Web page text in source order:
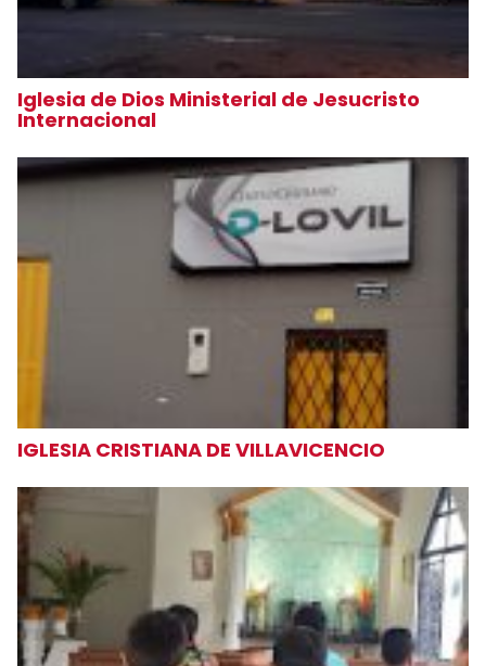
Iglesia de Dios Ministerial de Jesucristo
Internacional
IGLESIA CRISTIANA DE VILLAVICENCIO